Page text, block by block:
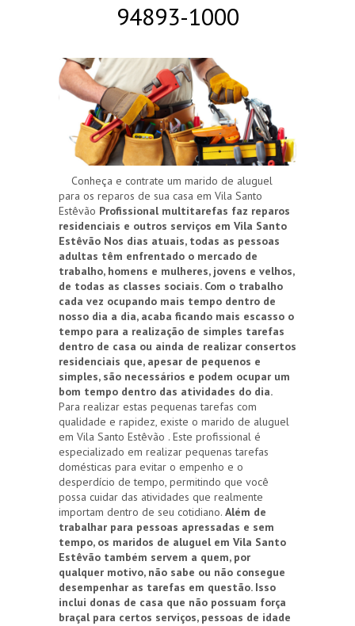
94893-1000
Conheça e contrate um marido de aluguel
para os reparos de sua casa em Vila Santo
Estêvão Profissional multitarefas faz reparos
residenciais e outros serviços em Vila Santo
Estêvão Nos dias atuais, todas as pessoas
adultas têm enfrentado o mercado de
trabalho, homens e mulheres, jovens e velhos,
de todas as classes sociais. Com o trabalho
cada vez ocupando mais tempo dentro de
nosso dia a dia, acaba ficando mais escasso o
tempo para a realização de simples tarefas
dentro de casa ou ainda de realizar consertos
residenciais que, apesar de pequenos e
simples, são necessários e podem ocupar um
bom tempo dentro das atividades do dia.
Para realizar estas pequenas tarefas com
qualidade e rapidez, existe o marido de aluguel
em Vila Santo Estêvão . Este profissional é
especializado em realizar pequenas tarefas
domésticas para evitar o empenho e o
desperdício de tempo, permitindo que você
possa cuidar das atividades que realmente
importam dentro de seu cotidiano. Além de
trabalhar para pessoas apressadas e sem
tempo, os maridos de aluguel em Vila Santo
Estêvão também servem a quem, por
qualquer motivo, não sabe ou não consegue
desempenhar as tarefas em questão. Isso
inclui donas de casa que não possuam força
braçal para certos serviços, pessoas de idade